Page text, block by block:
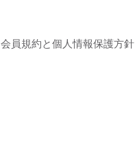
会員規約と個人情報保護方針